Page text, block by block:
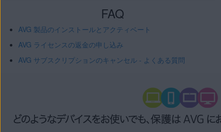
FAQ
AVG 製品のインストールとアクティベート
AVG ライセンスの返金の申し込み
AVG サブスクリプションのキャンセル - よくある質問